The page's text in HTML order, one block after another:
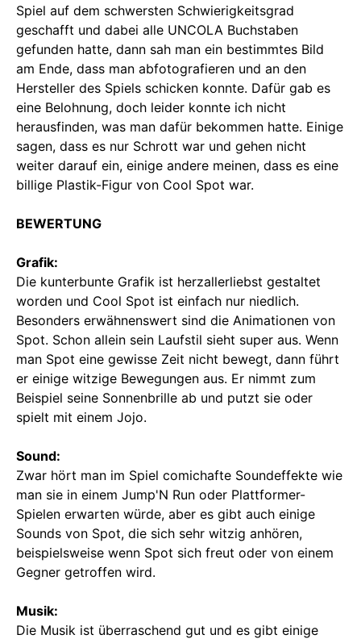
Spiel auf dem schwersten Schwierigkeitsgrad
geschafft und dabei alle UNCOLA Buchstaben
gefunden hatte, dann sah man ein bestimmtes Bild
am Ende, dass man abfotografieren und an den
Hersteller des Spiels schicken konnte. Dafür gab es
eine Belohnung, doch leider konnte ich nicht
herausfinden, was man dafür bekommen hatte. Einige
sagen, dass es nur Schrott war und gehen nicht
weiter darauf ein, einige andere meinen, dass es eine
billige Plastik-Figur von Cool Spot war.
BEWERTUNG
Grafik:
Die kunterbunte Grafik ist herzallerliebst gestaltet
worden und Cool Spot ist einfach nur niedlich.
Besonders erwähnenswert sind die Animationen von
Spot. Schon allein sein Laufstil sieht super aus. Wenn
man Spot eine gewisse Zeit nicht bewegt, dann führt
er einige witzige Bewegungen aus. Er nimmt zum
Beispiel seine Sonnenbrille ab und putzt sie oder
spielt mit einem Jojo.
Sound:
Zwar hört man im Spiel comichafte Soundeffekte wie
man sie in einem Jump'N Run oder Plattformer-
Spielen erwarten würde, aber es gibt auch einige
Sounds von Spot, die sich sehr witzig anhören,
beispielsweise wenn Spot sich freut oder von einem
Gegner getroffen wird.
Musik:
Die Musik ist überraschend gut und es gibt einige